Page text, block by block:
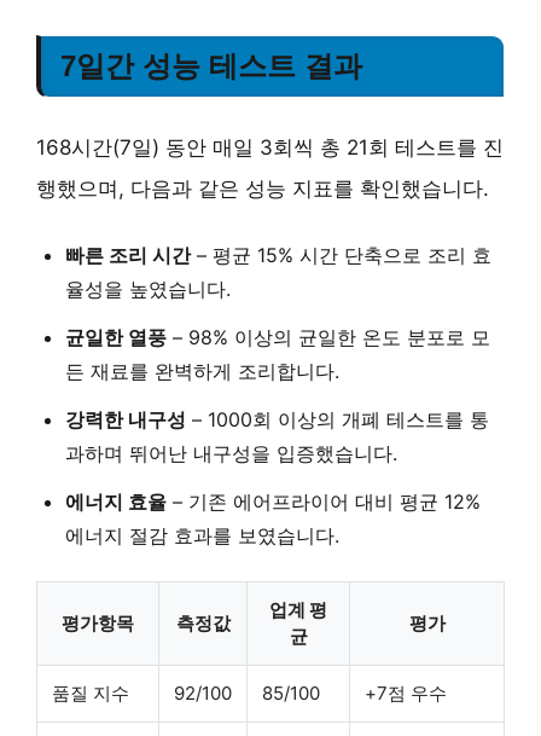
7일간 성능 테스트 결과
168시간(7일) 동안 매일 3회씩 총 21회 테스트를 진
행했으며, 다음과 같은 성능 지표를 확인했습니다.
빠른 조리 시간– 평균 15% 시간 단축으로 조리 효
율성을 높였습니다.
균일한 열풍 – 98% 이상의 균일한 온도 분포 로 모
든 재료를 완벽하게 조리합니다.
강력한 내구성 – 1000회 이상의 개폐 테스트를 통
과하며 뛰어난 내구성을 입증했습니다.
에너지 효율 – 기존 에어프라이어 대비 평균 12%
에너지 절감 효과를 보였습니다.
평가항목 측정값
업계 평
균
평가
품질 지수 92/100 85/100 +7점 우수